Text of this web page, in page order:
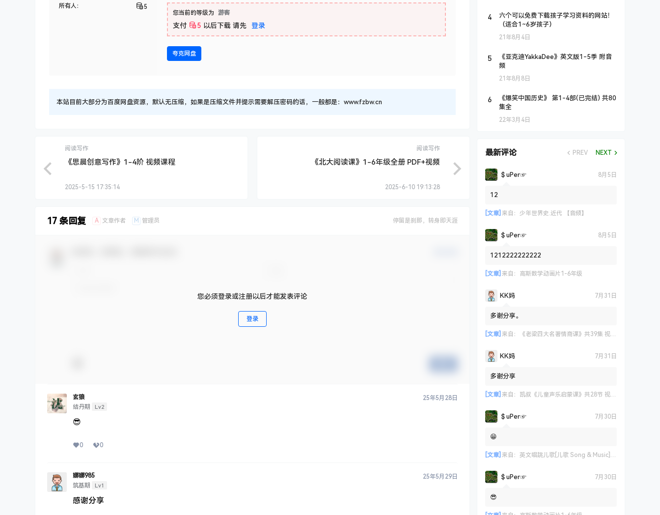
所有人： 5
您当前的等级为 游客
支付 5 以后下载 请先 登录
夸克网盘
本站目前大部分为百度网盘资源，默认无压缩，如果是压缩文件并提示需要解压密码的话，一般都是：www.fzbw.cn
阅读写作
《思晨创意写作》1-4阶 视频课程
2025-5-15 17:35:14
阅读写作
《北大阅读课》1-6年级全册 PDF+视频
2025-6-10 19:13:28
17 条回复 A 文章作者 M 管理员 停留是刹那，转身即天涯
您必须登录或注册以后才能发表评论
登录
玄狼
结丹期
Lv2
25年5月28日
😎
0 0
娜娜985
筑基期
Lv1
25年5月29日
感谢分享
4
六个可以免费下载孩子学习资料的网站！
（适合1~6岁孩子）
21年8月4日
5
《亚克迪YakkaDee》英文版1-5季 附音
频
21年8月8日
6
《爆笑中国历史》 第1-4部(已完结) 共80
集全
22年3月4日
最新评论 PREV NEXT
＄uΡer☞ 8月5日
12
[文章] 来自： 少年世界史.近代 【音频】
＄uΡer☞ 8月5日
1212222222222
[文章] 来自： 高斯数学动画片1-6年级
KK妈 7月31日
多谢分享。
[文章] 来自： 《老梁四大名著情商课》共39集 视频课程
KK妈 7月31日
多谢分享
[文章] 来自： 凯叔《儿童声乐启蒙课》共28节 视频课程
＄uΡer☞ 7月30日
😁
[文章] 来自： 英文唱跳儿歌[儿歌 Song & Music] 艾米咕噜
＄uΡer☞ 7月30日
😎